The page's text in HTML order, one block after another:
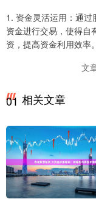
1. 资金灵活运用：通
资金进行交易，使得自
资，提高资金利用效率。
文
01 相关文章